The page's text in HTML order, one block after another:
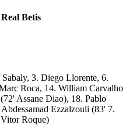
Betis
3. Diego Llorente, 6.
Roca, 14. William Carvalho
Assane Diao), 18. Pablo
Ezzalzouli (83' 7.
Roque)